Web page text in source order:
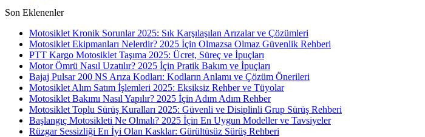
Son Eklenenler
Motosiklet Kronik Sorunlar 2025: Sık Karşılaşılan Arızalar ve Çözümleri
Motosiklet Ekipmanları Nelerdir? 2025 İçin Olmazsa Olmaz Güvenlik Rehberi
PTT Kargo Motosiklet Taşıma 2025: Ücret, Süreç ve İpuçları
Motor Ömrü Nasıl Uzatılır? 2025 İçin Pratik Bakım ve İpuçları
Bajaj Pulsar 200 NS Arıza Kodları: Kodların Anlamı ve Çözüm Önerileri
Motosiklet Alım Satım İşlemleri 2025: Eksiksiz Rehber ve Tüyolar
Motosiklet Bakımı Nasıl Yapılır? 2025 İçin Adım Adım Rehber
Motosiklet Toplu Sürüş Kuralları 2025: Güvenli ve Disiplinli Grup Sürüş Rehberi
Başlangıç Motosikleti Ne Olmalı? 2025 İçin En Uygun Modeller ve Tavsiyeler
Rüzgar Sessizliği En İyi Olan Kasklar: Gürültüsüz Sürüş Rehberi